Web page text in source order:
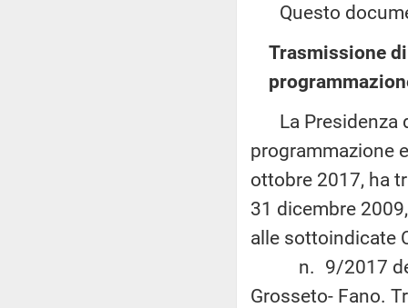
Questo
Trasmissione
La Presidenza
programmazione
ottobre 2017, ha
31 dicembre
alle sottoindicate
n. 9/2017 del 3
Grosseto- Fano.